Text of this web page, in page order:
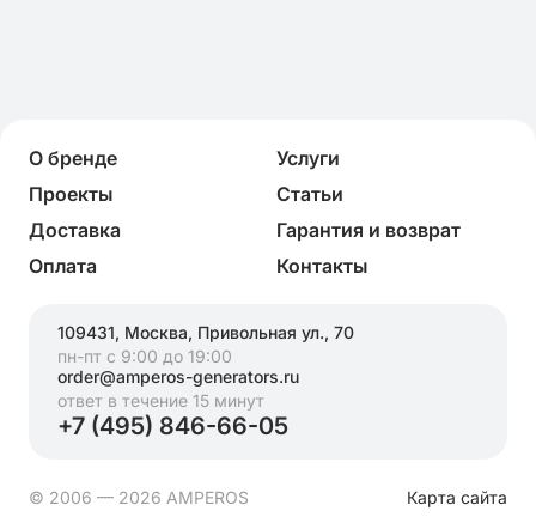
О бренде
Услуги
Проекты
Статьи
Доставка
Гарантия и возврат
Оплата
Контакты
109431, Москва, Привольная ул., 70
пн-пт с 9:00 до 19:00
order@amperos-generators.ru
ответ в течение 15 минут
+7 (495) 846-66-05
© 2006 — 2026 AMPEROS Карта сайта